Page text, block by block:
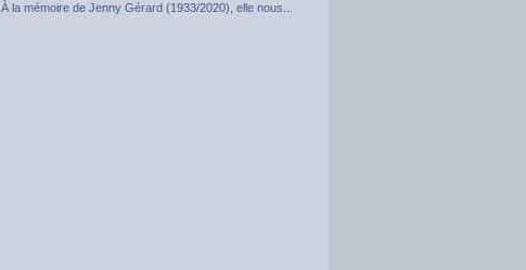
À la mémoire de Jenny Gérard (1933/2020), elle nous...